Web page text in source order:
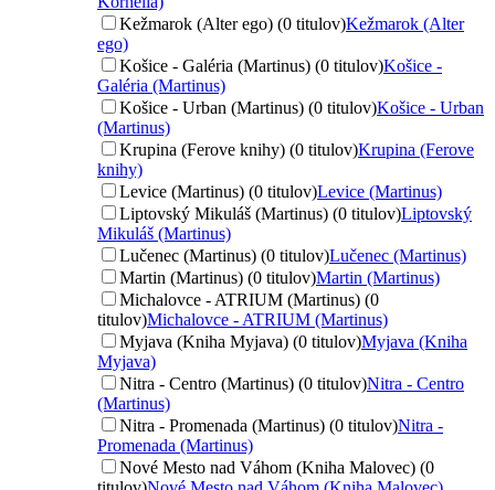
Kežmarok (Alter ego) (0 titulov)Kežmarok (Alter
ego)
Košice - Galéria (Martinus) (0 titulov)Košice -
Galéria (Martinus)
Košice - Urban (Martinus) (0 titulov)Košice - Urban
(Martinus)
Krupina (Ferove knihy) (0 titulov)Krupina (Ferove
knihy)
Levice (Martinus) (0 titulov)Levice (Martinus)
Liptovský Mikuláš (Martinus) (0 titulov)Liptovský
Mikuláš (Martinus)
Lučenec (Martinus) (0 titulov)Lučenec (Martinus)
Martin (Martinus) (0 titulov)Martin (Martinus)
Michalovce - ATRIUM (Martinus) (0
titulov)Michalovce - ATRIUM (Martinus)
Myjava (Kniha Myjava) (0 titulov)Myjava (Kniha
Myjava)
Nitra - Centro (Martinus) (0 titulov)Nitra - Centro
(Martinus)
Nitra - Promenada (Martinus) (0 titulov)Nitra -
Promenada (Martinus)
Nové Mesto nad Váhom (Kniha Malovec) (0